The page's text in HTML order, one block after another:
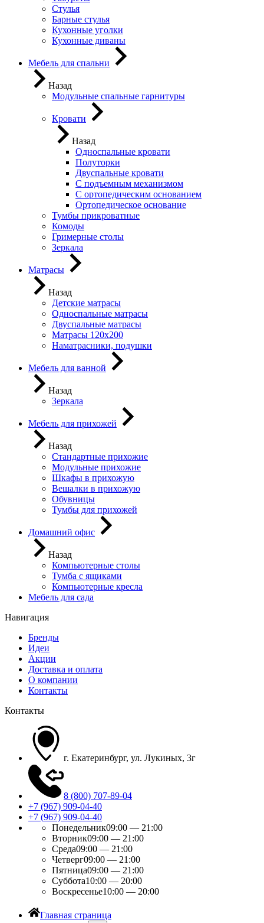
Стулья
Барные стулья
Кухонные уголки
Кухонные диваны
Мебель для спальни
Назад
Модульные спальные гарнитуры
Кровати
Назад
Односпальные кровати
Полуторки
Двуспальные кровати
С подъемным механизмом
С ортопедическим основанием
Ортопедическое основание
Тумбы прикроватные
Комоды
Гримерные столы
Зеркала
Матрасы
Назад
Детские матрасы
Односпальные матрасы
Двуспальные матрасы
Матрасы 120х200
Наматрасники, подушки
Мебель для ванной
Назад
Зеркала
Мебель для прихожей
Назад
Стандартные прихожие
Модульные прихожие
Шкафы в прихожую
Вешалки в прихожую
Обувницы
Тумбы для прихожей
Домашний офис
Назад
Компьютерные столы
Тумба с ящиками
Компьютерные кресла
Мебель для сада
Навигация
Бренды
Идеи
Акции
Доставка и оплата
О компании
Контакты
Контакты
г. Екатеринбург, ул. Лукиных, 3г
8 (800) 707-89-04
+7 (967) 909-04-40
+7 (967) 909-04-40
Понедельник09:00 — 21:00
Вторник09:00 — 21:00
Среда09:00 — 21:00
Четверг09:00 — 21:00
Пятница09:00 — 21:00
Суббота10:00 — 20:00
Воскресенье10:00 — 20:00
Главная страница